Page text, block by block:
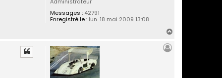
Messages :42791
Enregistré le :lun. 18 mai 2009 13:08